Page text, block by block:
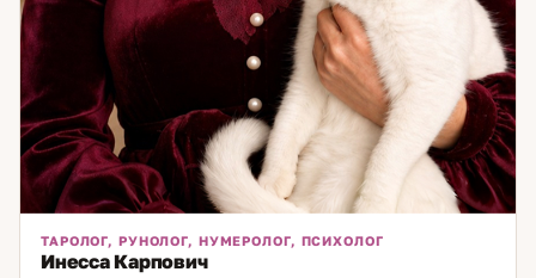
ТАРОЛОГ, РУНОЛОГ, НУМЕРОЛОГ, ПСИХОЛОГ
Инесса Карпович